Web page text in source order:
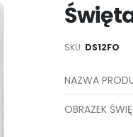
SKU DS12FO
Elementy
NAZWA
OBRAZEK